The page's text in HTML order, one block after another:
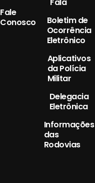
Fale
Conosco
Fala
Boletim de
Ocorrência
Eletrônico
Aplicativos
da Polícia
Militar
Delegacia
Eletrônica
Informações
das
Rodovias